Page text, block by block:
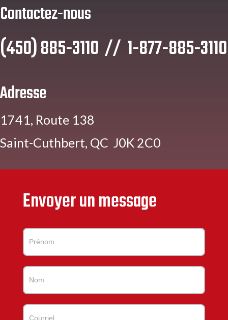
Contactez-nous
(450) 885-3110 // 1-877-885-3110
Adresse
1741, Route 138
Saint-Cuthbert, QC J0K 2C0
Envoyer un message
Contactez-
nous